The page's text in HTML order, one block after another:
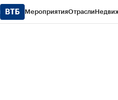
МероприятияОтрасли